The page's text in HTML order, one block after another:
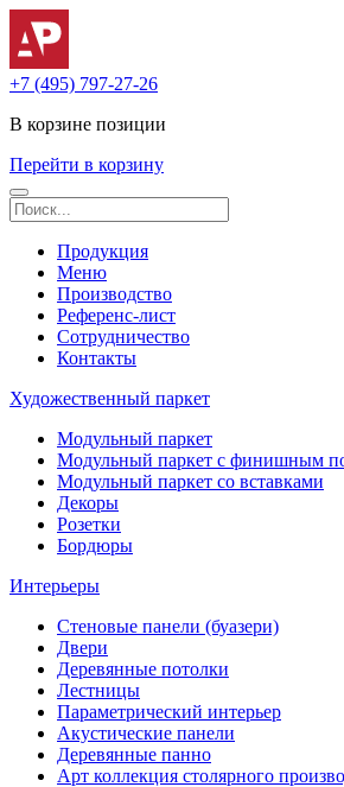
+7 (495) 797-27-26
В корзине позиции
Перейти в корзину
Продукция
Меню
Производство
Референс-лист
Сотрудничество
Контакты
Художественный паркет
Модульный паркет
Модульный паркет с финишным
Модульный паркет со вставками
Декоры
Розетки
Бордюры
Интерьеры
Стеновые панели (буазери)
Двери
Деревянные потолки
Лестницы
Параметрический интерьер
Акустические панели
Деревянные панно
Арт коллекция столярного